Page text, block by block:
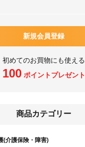
新規会員登録
初めてのお買物にも使える
100ポイントプレゼント
商品カテゴリー
(介護保険・障害)